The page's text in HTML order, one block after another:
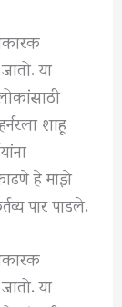
या
शाहू
हे माझे
पार पाडले.
या